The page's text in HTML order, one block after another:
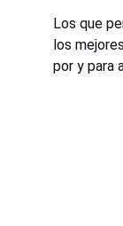
Los que
los
por y para